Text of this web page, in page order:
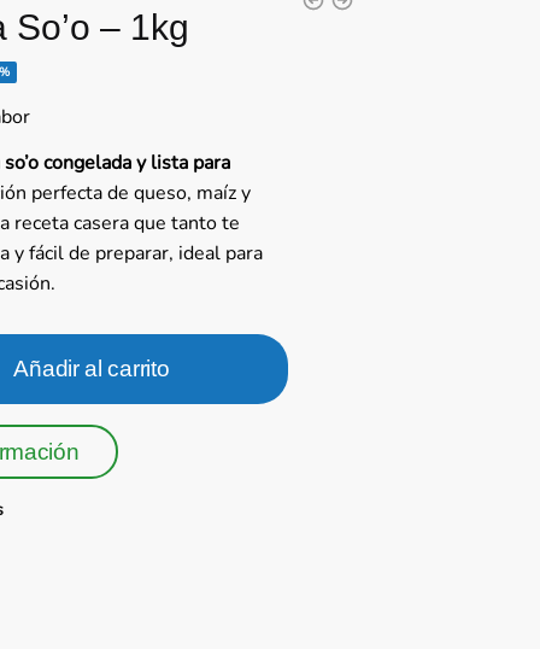
– 1kg
congelada y lista para
perfecta de queso, maíz y
receta casera que tanto te
y fácil de preparar, ideal para
Añadir al carrito